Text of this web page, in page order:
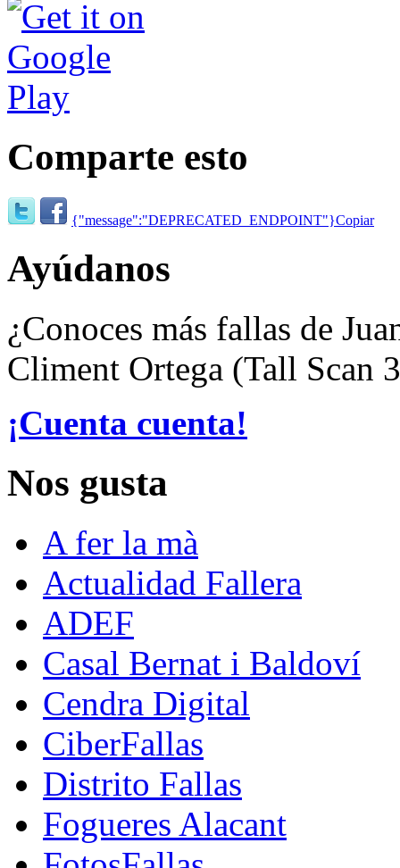
Comparte esto
{"message":"DEPRECATED_ENDPOINT"}Copiar
Ayúdanos
¿Conoces más fallas de
Climent Ortega (Tall Scan
¡Cuenta cuenta!
Nos gusta
A fer la mà
Actualidad Fallera
ADEF
Casal Bernat i Baldoví
Cendra Digital
CiberFallas
Distrito Fallas
Fogueres Alacant